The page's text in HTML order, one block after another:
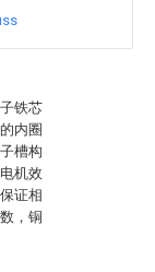
铁芯
内圈
槽构
机效
证相
，铜